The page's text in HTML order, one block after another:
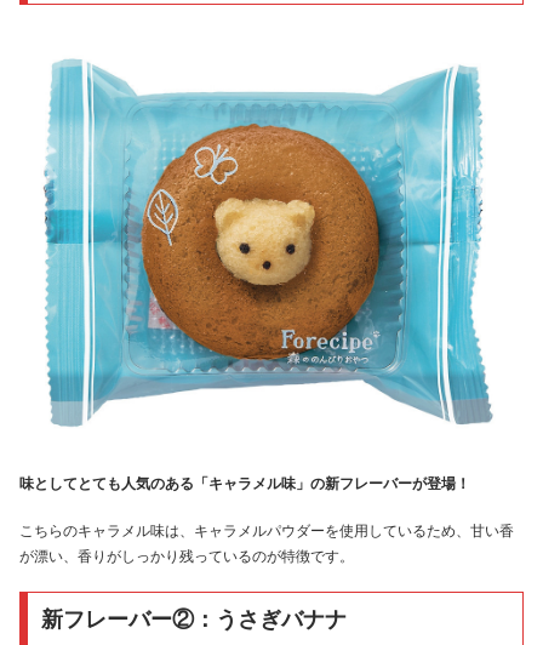
味としてとても人気のある「キャラメル味」の新フレーバーが登場！
こちらのキャラメル味は、キャラメルパウダーを使用しているため、甘い香
が漂い、香りがしっかり残っているのが特徴です。
新フレーバー②：うさぎバナナ